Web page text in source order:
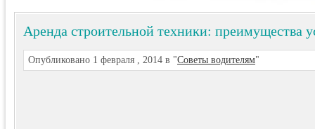
Аренда строительной техники: преимущества
Опубликовано 1 февраля , 2014 в "Советы водителям"